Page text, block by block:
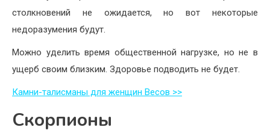
столкновений не ожидается, но вот некоторые
недоразумения будут.
Можно уделить время общественной нагрузке, но не в
ущерб своим близким. Здоровье подводить не будет.
Камни-талисманы для женщин Весов >>
Скорпионы